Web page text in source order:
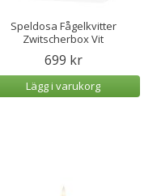
Speldosa Fågelkvitter
Zwitscherbox Vit
699 kr
Lägg i varukorg